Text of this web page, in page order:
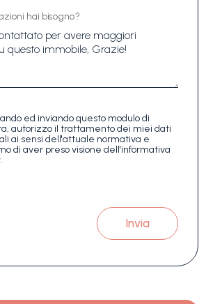
hai bisogno?
ed inviando questo modulo di
autorizzo il trattamento dei miei dati
ai sensi dell'attuale normativa e
di aver preso visione dell'informativa
Invia